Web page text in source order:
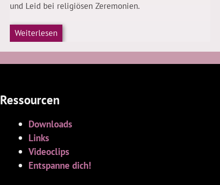
und Leid bei religiösen Zeremonien.
Weiterlesen
Ressourcen
Downloads
Links
Videoclips
Entspanne dich!